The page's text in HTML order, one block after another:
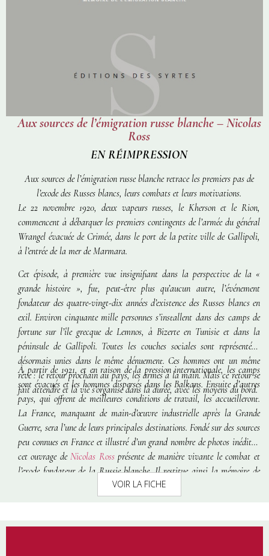
Aux sources de l’émigration russe blanche – Nicolas
Ross
EN RÉIMPRESSION
Aux sources de l’émigration russe blancheretrace les premiers pas de
l’exode des Russes blancs, leurs combats et leurs motivations.
Le 22 novembre 1920, deux vapeurs russes, le Kherson et le Rion,
commencent à débarquer les premiers contingents de l’armée du général
Wrangel évacuée de Crimée, dans le port de la petite ville de Gallipoli,
à l’entrée de la mer de Marmara.
Cet épisode, à première vue insignifiant dans la perspective de la «
grande histoire », fut, peut-être plus qu’aucun autre, l’événement
fondateur des quatre-vingt-dix années d’existence des Russes blancs en
exil. Environ cinquante mille personnes s’installent dans des camps de
fortune sur l’île grecque de Lemnos, à Bizerte en Tunisie et dans la
péninsule de Gallipoli. Toutes les couches sociales sont représentées,
désormais unies dans le même dénuement. Ces hommes ont un même
rêve : le retour prochain au pays, les armes à la main. Mais ce retour se
fait attendre et la vie s’organise dans la durée, avec les moyens du bord.
À partir de 1921, et en raison de la pression internationale, les camps
sont évacués et les hommes dispersés dans les Balkans. Ensuite d’autres
pays, qui offrent de meilleures conditions de travail, les accueilleront.
La France, manquant de main-d’œuvre industrielle après la Grande
Guerre, sera l’une de leurs principales destinations. Fondé sur des sources
peu connues en France et illustré d’un grand nombre de photos inédites,
cet ouvrage de Nicolas Ross présente de manière vivante le combat et
l’exode fondateur de la Russie blanche. Il restitue ainsi la mémoire de
ces hommes restés fidèles aux valeurs ancestrales de leur pays.
VOIR LA FICHE